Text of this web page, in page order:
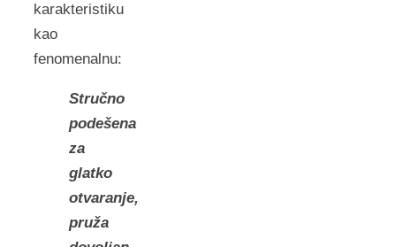
karakteristiku
kao
fenomenalnu:
Stručno
podešena
za
glatko
otvaranje,
pruža